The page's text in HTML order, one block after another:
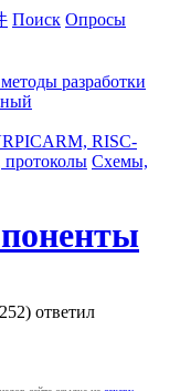
Поиск Опросы
разработки
PICARM, RISC-
протоколы Схемы,
ответил